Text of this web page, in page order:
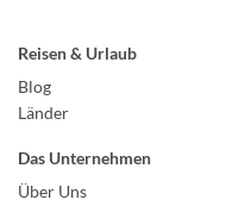
Reisen & Urlaub
Blog
Länder
Das Unternehmen
Über Uns